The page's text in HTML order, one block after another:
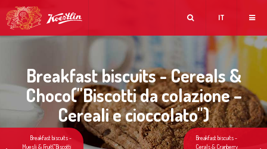
IT
Breakfast biscuits - Cereals &
Choco(''Biscotti da colazione –
Cereali e cioccolato'')